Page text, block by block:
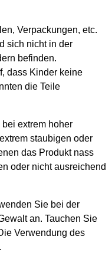
Verpackungen, etc.
sich nicht in der
befinden.
dass Kinder keine
die Teile
extrem hoher
staubigen oder
das Produkt nass
oder nicht ausreichend
Sie bei der
an. Tauchen Sie
Verwendung des